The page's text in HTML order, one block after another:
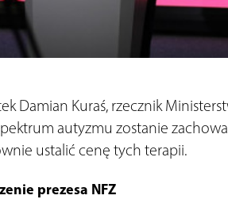
Damian Kuraś, rzecznik
autyzmu zostanie
ustalić cenę tych terapii.
prezesa NFZ